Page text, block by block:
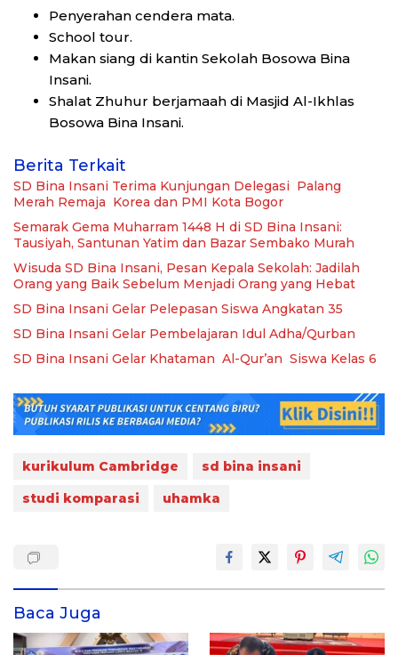
Penyerahan cendera mata.
School tour.
Makan siang di kantin Sekolah Bosowa Bina
Insani.
Shalat Zhuhur berjamaah di Masjid Al-Ikhlas
Bosowa Bina Insani.
Berita Terkait
SD Bina Insani Terima Kunjungan Delegasi Palang
Merah Remaja Korea dan PMI Kota Bogor
Semarak Gema Muharram 1448 H di SD Bina Insani:
Tausiyah, Santunan Yatim dan Bazar Sembako Murah
Wisuda SD Bina Insani, Pesan Kepala Sekolah: Jadilah
Orang yang Baik Sebelum Menjadi Orang yang Hebat
SD Bina Insani Gelar Pelepasan Siswa Angkatan 35
SD Bina Insani Gelar Pembelajaran Idul Adha/Qurban
SD Bina Insani Gelar Khataman Al-Qur’an Siswa Kelas 6
kurikulum Cambridge
sd bina insani
studi komparasi
uhamka
Baca Juga